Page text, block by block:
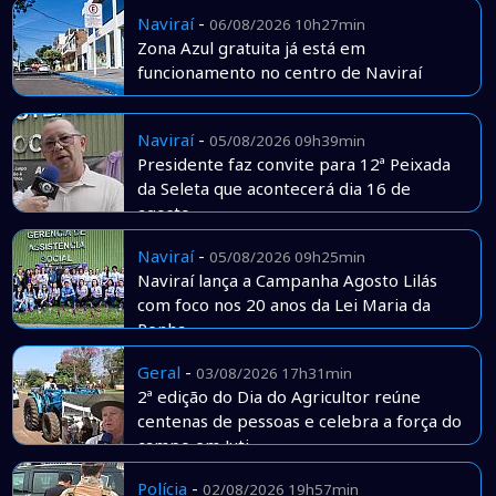
Naviraí- 06/08/2026 10h27min
Zona Azul gratuita já está em
funcionamento no centro de Naviraí
Naviraí- 05/08/2026 09h39min
Presidente faz convite para 12ª Peixada
da Seleta que acontecerá dia 16 de
agosto
Naviraí- 05/08/2026 09h25min
Naviraí lança a Campanha Agosto Lilás
com foco nos 20 anos da Lei Maria da
Penha
Geral - 03/08/2026 17h31min
2ª edição do Dia do Agricultor reúne
centenas de pessoas e celebra a força do
campo em Juti
Polícia - 02/08/2026 19h57min